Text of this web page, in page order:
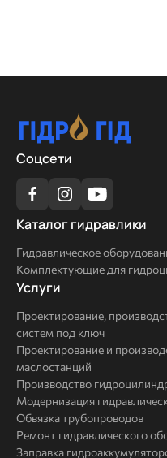
Соцсети
Каталог
Каталог гидравлики
Гидравлическое
Комплектующие для
Услуги
Услуги
Проектирование,
систем под ключ
Проектирование и
маслостанций
Производство
Модернизация
Обвязка трубопроводов
Ремонт гидравлического
Заправка